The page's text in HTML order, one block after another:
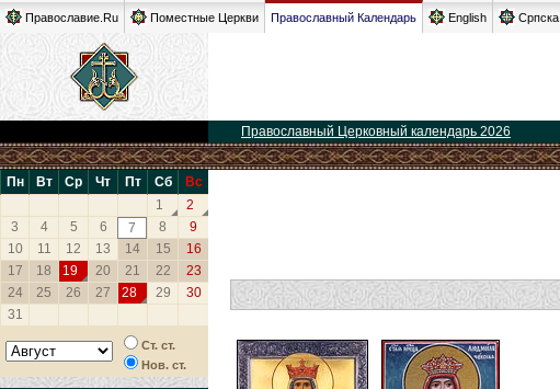
Православие.Ru Поместные Церкви Православный Календарь English Српска
Православный Церковный календарь 2026
Пн Вт Ср Чт Пт Сб
Вс
1
2
3
4 5 6 7 8
9
10
11 12 13 14 15
16
17
18 19 20 21 22
23
24
25 26 27 28 29
30
31
Ст. ст.
Нов. ст.